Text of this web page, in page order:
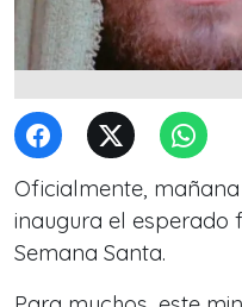
Oficialmente,
inaugura el esperado
Semana Santa.